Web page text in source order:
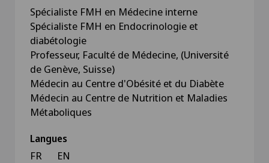
Spécialiste FMH en Médecine interne
Spécialiste FMH en Endocrinologie et
diabétologie
Professeur, Faculté de Médecine, (Université
de Genève, Suisse)
Médecin au Centre d'Obésité et du Diabète
Médecin au Centre de Nutrition et Maladies
Métaboliques
Langues
FR EN